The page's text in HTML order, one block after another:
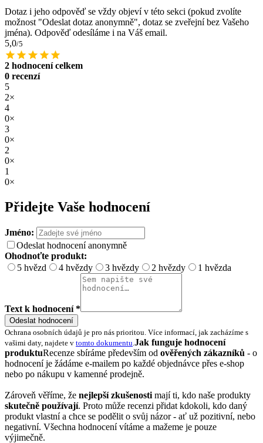
Dotaz i jeho odpověď se vždy objeví v této sekci (pokud zvolíte
možnost "Odeslat dotaz anonymně", dotaz se zveřejní bez Vašeho
jména). Odpověď odesíláme i na Váš email.
5,0/5
2 hodnocení celkem
0 recenzí
5
2×
4
0×
3
0×
2
0×
1
0×
Přidejte Vaše hodnocení
Jméno:
Odeslat hodnocení anonymně
Ohodnoťte produkt:
5 hvězd
4 hvězdy 3 hvězdy 2 hvězdy 1 hvězda
Text k hodnocení *
Odeslat hodnocení
Ochrana osobních údajů je pro nás prioritou. Více informací, jak zacházíme s
vašimi daty, najdete v tomto dokumentu Jak funguje hodnocení
produktuRecenze sbíráme především od ověřených zákazníků - o
hodnocení je žádáme e-mailem po každé objednávce přes e-shop
nebo po nákupu v kamenné prodejně.
Zároveň věříme, že nejlepší zkušenosti mají ti, kdo naše produkty
skutečně používají. Proto může recenzi přidat kdokoli, kdo daný
produkt vlastní a chce se podělit o svůj názor - ať už pozitivní, nebo
negativní. Všechna hodnocení vítáme a mažeme je pouze
výjimečně.